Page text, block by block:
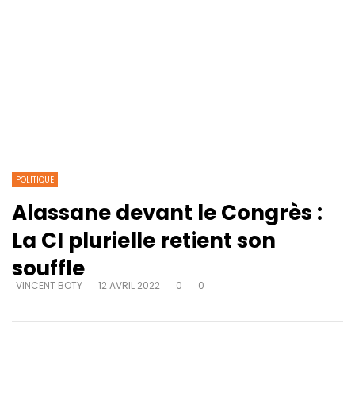
POLITIQUE
Alassane devant le Congrès :
La CI plurielle retient son
souffle
VINCENT BOTY 12 AVRIL 2022 0 0